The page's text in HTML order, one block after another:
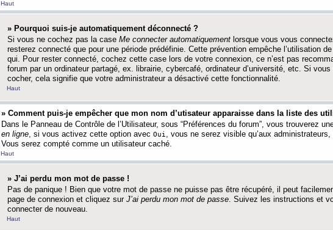
Haut
» Pourquoi suis-je automatiquement déconnecté ?
Si vous ne cochez pas la case Me connecter automatiquement lorsque vous vous
resterez connecté que pour une période prédéfinie. Cette prévention empêche l’utilisation
qui. Pour rester connecté, cochez cette case lors de votre connexion, ce n’est pas
forum par un ordinateur partagé, ex. librairie, cybercafé, ordinateur d’université, etc. Si
cocher, cela signifie que votre administrateur a désactivé cette fonctionnalité.
Haut
» Comment puis-je empêcher que mon nom d’utisateur apparaisse dans la liste des
Dans le Panneau de Contrôle de l’Utilisateur, sous “Préférences du forum”, vous trouverez
en ligne, si vous activez cette option avec Oui , vous ne serez visible qu’aux
Vous serez compté comme un utilisateur caché.
Haut
» J’ai perdu mon mot de passe !
Pas de panique ! Bien que votre mot de passe ne puisse pas être récupéré, il peut
page de connexion et cliquez sur J’ai perdu mon mot de passe. Suivez les instructions et
connecter de nouveau.
Haut